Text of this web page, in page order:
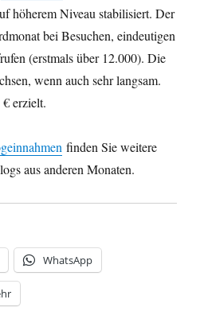
höherem Niveau stabilisiert. Der
bei Besuchen, eindeutigen
(erstmals über 12.000). Die
wenn auch sehr langsam.
erzielt.
finden Sie weitere
aus anderen Monaten.
WhatsApp